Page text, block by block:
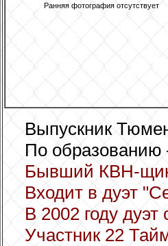
Ранняя фотография отсутствует
Выпускник
По образованию
Бывший КВН-
Входит в дуэт
В 2002 году дуэт
Участник 22